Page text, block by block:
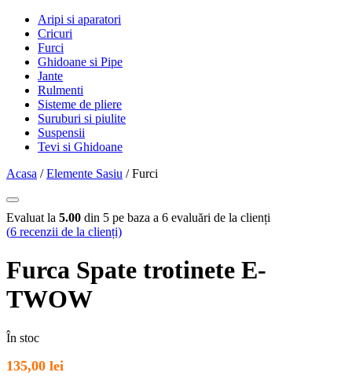
Aripi si aparatori
Cricuri
Furci
Ghidoane si Pipe
Jante
Rulmenti
Sisteme de pliere
Suruburi si piulite
Suspensii
Tevi si Ghidoane
Acasa /Elemente Sasiu / Furci
Evaluat la 5.00 din 5 pe baza a 6 evaluări de la clienți
(6 recenzii de la clienți)
Furca Spate trotinete E-
TWOW
În stoc
135,00 lei